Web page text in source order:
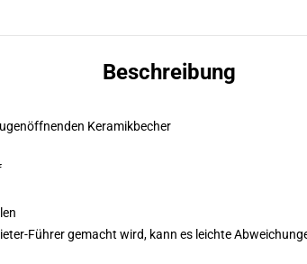
Beschreibung
Keramikbecher
Führer gemacht wird, kann es leichte